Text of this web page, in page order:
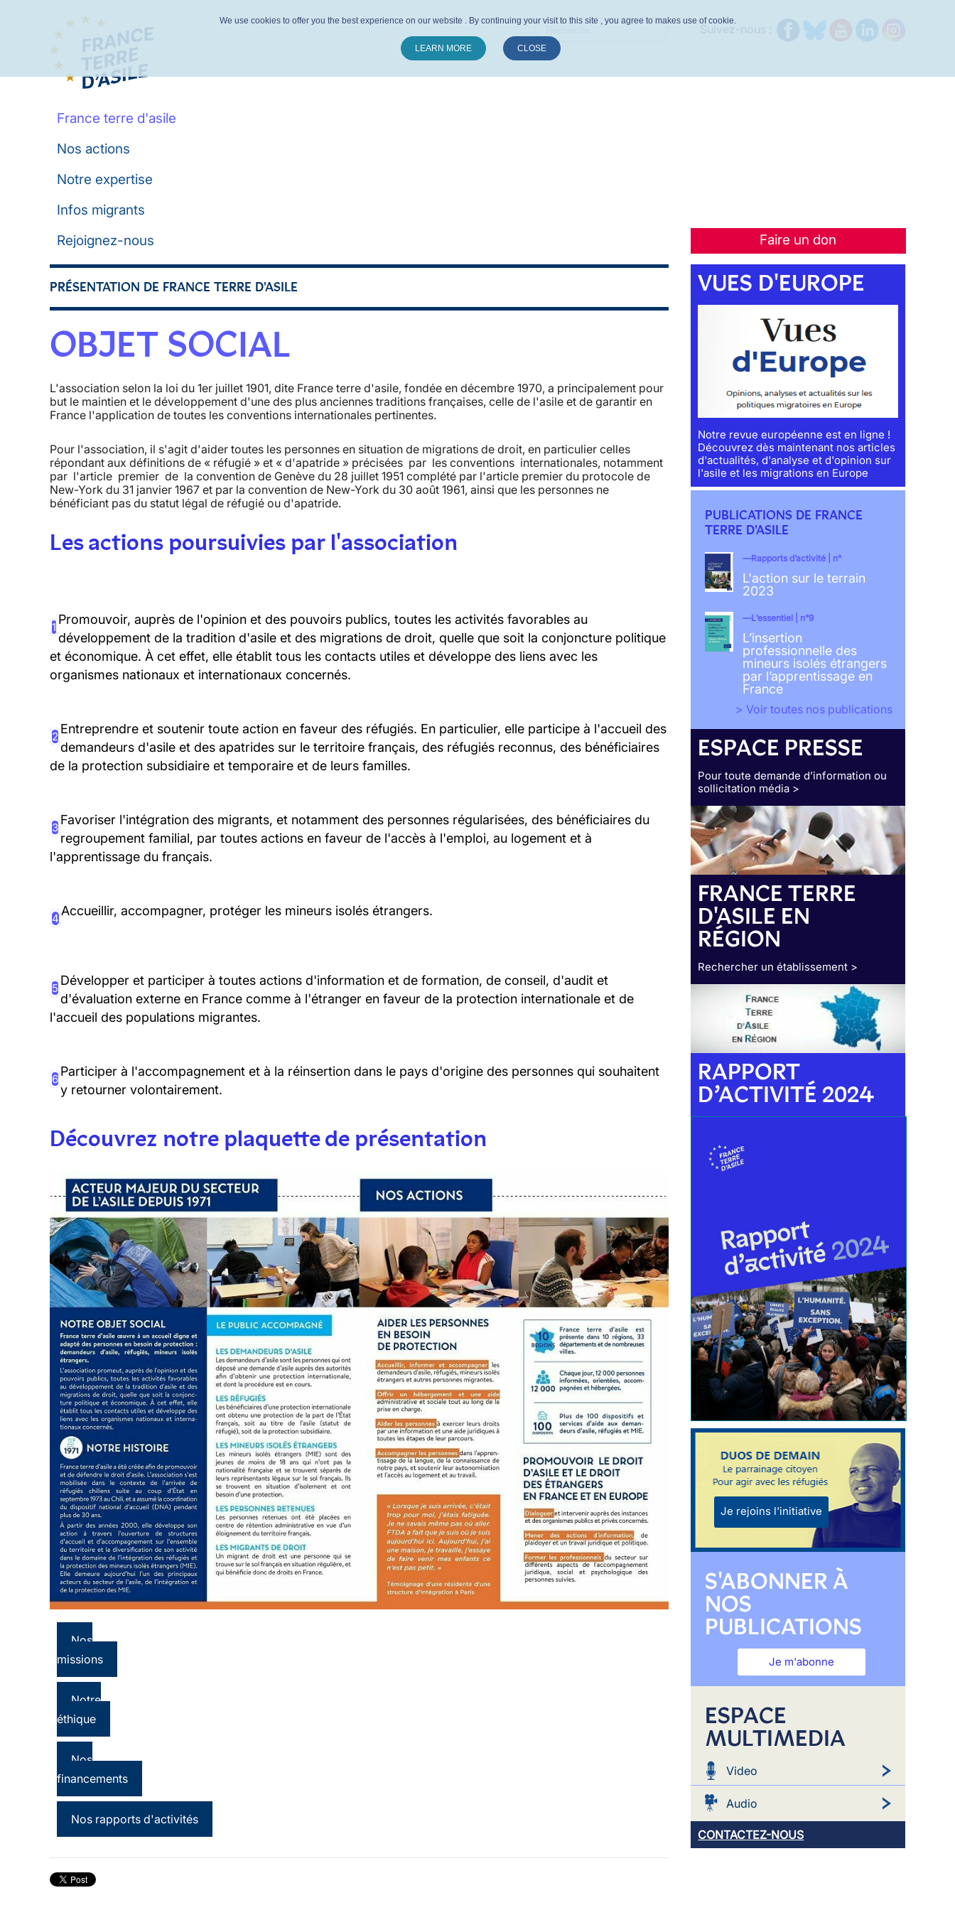
France terre d'asile
Nos actions
Notre expertise
Infos migrants
Faire un don
Rejoignez-nous
PRÉSENTATION DE FRANCE TERRE D'ASILE
OBJET SOCIAL
L'association selon la loi du 1er juillet 1901, dite France terre d'asile, fondée en décembre 1970, a principalement pour
but le maintien et le développement d'une des plus anciennes traditions françaises, celle de l'asile et de garantir en
France l'application de toutes les conventions internationales pertinentes.
Pour l'association, il s'agit d'aider toutes les personnes en situation de migrations de droit, en particulier celles
répondant aux définitions de « réfugié » et « d'apatride » précisées par les conventions internationales, notamment
par l'article premier de la convention de Genève du 28 juillet 1951 complété par l'article premier du protocole de
New-York du 31 janvier 1967 et par la convention de New-York du 30 août 1961, ainsi que les personnes ne
bénéficiant pas du statut légal de réfugié ou d'apatride.
Les actions poursuivies par l'association
1
Promouvoir, auprès de l'opinion et des pouvoirs publics, toutes les activités favorables au
développement de la tradition d'asile et des migrations de droit, quelle que soit la conjoncture politique
et économique. À cet effet, elle établit tous les contacts utiles et développe des liens avec les
organismes nationaux et internationaux concernés.
2
Entreprendre et soutenir toute action en faveur des réfugiés. En particulier, elle participe à l'accueil des
demandeurs d'asile et des apatrides sur le territoire français, des réfugiés reconnus, des bénéficiaires
de la protection subsidiaire et temporaire et de leurs familles.
3
Favoriser l'intégration des migrants, et notamment des personnes régularisées, des bénéficiaires du
regroupement familial, par toutes actions en faveur de l'accès à l'emploi, au logement et à
l'apprentissage du français.
4
Accueillir, accompagner, protéger les mineurs isolés étrangers.
5
Développer et participer à toutes actions d'information et de formation, de conseil, d'audit et
d'évaluation externe en France comme à l'étranger en faveur de la protection internationale et de
l'accueil des populations migrantes.
6
Participer à l'accompagnement et à la réinsertion dans le pays d'origine des personnes qui souhaitent
y retourner volontairement.
Découvrez notre plaquette de présentation
Nos
missions
Notre
éthique
Nos
financements
Nos rapports d'activités
VUES D'EUROPE
Notre revue européenne est en ligne !
Découvrez dès maintenant nos articles
d'actualités, d'analyse et d'opinion sur
l'asile et les migrations en Europe
PUBLICATIONS DE FRANCE
TERRE D'ASILE
Rapports d’activité | n°
L'action sur le terrain
2023
L’essentiel | n°9
L’insertion
professionnelle des
mineurs isolés étrangers
par l’apprentissage en
France
> Voir toutes nos publications
ESPACE PRESSE
Pour toute demande d’information ou
sollicitation média >
FRANCE TERRE
D'ASILE EN
RÉGION
Rechercher un établissement >
RAPPORT
D’ACTIVITÉ 2024
Je rejoins l'initiative
S'ABONNER À
NOS
PUBLICATIONS
Je m'abonne
ESPACE
MULTIMEDIA
Video
Audio
CONTACTEZ-NOUS
We use cookies to offer you the best experience on our website . By continuing your visit to this site , you agree to makes use of cookie.
LEARN MORE CLOSE